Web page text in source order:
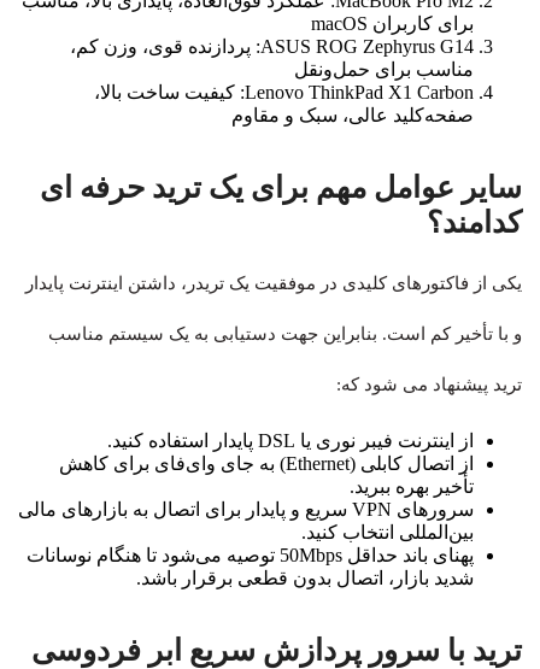
برای کاربران macOS
ASUS ROG Zephyrus G14: پردازنده قوی، وزن کم،
مناسب برای حمل‌ونقل
Lenovo ThinkPad X1 Carbon: کیفیت ساخت بالا،
صفحه‌کلید عالی، سبک و مقاوم
سایر عوامل مهم برای یک ترید حرفه ای
کدامند؟
یکی از فاکتورهای کلیدی در موفقیت یک تریدر، داشتن اینترنت پایدار
و با تأخیر کم است. بنابراین جهت دستیابی به یک سیستم مناسب
ترید پیشنهاد می شود که:
از اینترنت فیبر نوری یا DSL پایدار استفاده کنید.
از اتصال کابلی (Ethernet) به جای وای‌فای برای کاهش
تأخیر بهره ببرید.
سرورهای VPN سریع و پایدار برای اتصال به بازارهای مالی
بین‌المللی انتخاب کنید.
پهنای باند حداقل 50Mbps توصیه می‌شود تا هنگام نوسانات
شدید بازار، اتصال بدون قطعی برقرار باشد.
ترید با سرور پردازش سریع ابر فردوسی